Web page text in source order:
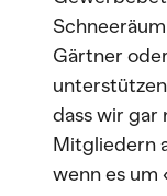
Gärtner
dass wir gar
Mitgliedern
wenn es um